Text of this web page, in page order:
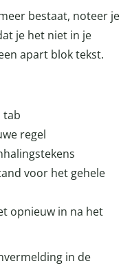
bestaat, noteer je
je het niet in je
apart blok tekst.
tab
regel
voor het gehele
opnieuw in na het
in de